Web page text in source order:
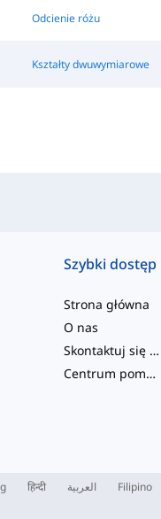
Odcienie różu
Kształty dwuwymiarowe
Szybki dostęp
Strona główna
O nas
Skontaktuj się z nami
Centrum pomocy
हिन्दी العربية Filipino